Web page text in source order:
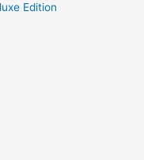
Edition